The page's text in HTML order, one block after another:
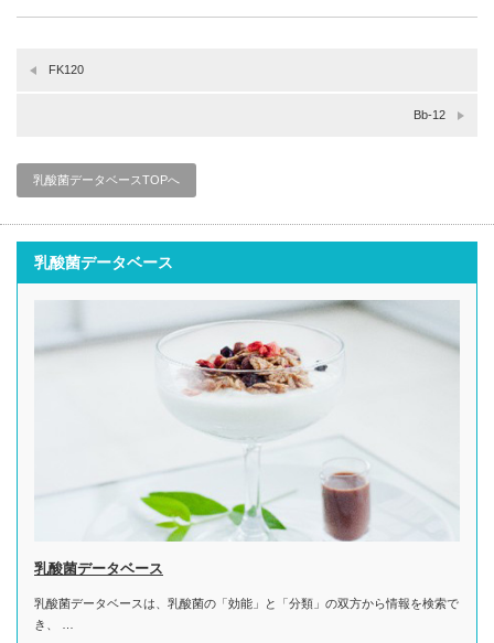
FK120
Bb-12
乳酸菌データベースTOPへ
乳酸菌データベース
乳酸菌データベース
乳酸菌データベースは、乳酸菌の「効能」と「分類」の双方から情報を検索で
き、 …